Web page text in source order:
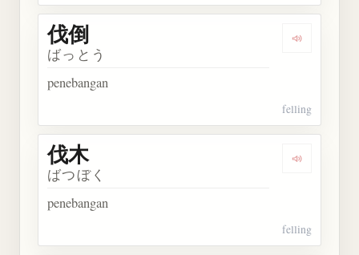
Dengarkan
伐倒
ばっとう
penebangan
felling
Dengarkan
伐木
ばつぼく
penebangan
felling